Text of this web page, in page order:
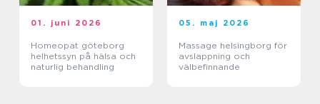
01. juni 2026
Homeopat göteborg
helhetssyn på hälsa och
naturlig behandling
05. maj 2026
Massage helsingborg för
avslappning och
välbefinnande